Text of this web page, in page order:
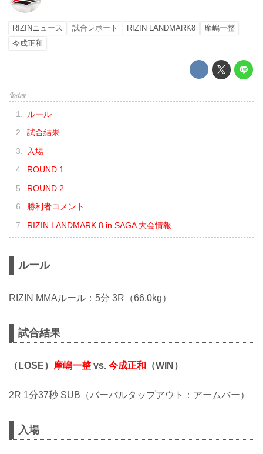
RIZINニュース 試合レポート RIZIN LANDMARK8
摩嶋一整
今成正和
ルール
試合結果
入場
ROUND 1
ROUND 2
勝利者コメント
RIZIN LANDMARK 8 in SAGA 大会情報
ルール
RIZIN MMAルール：5分 3R（66.0kg）
試合結果
（LOSE） 摩嶋一整 vs. 今成正和 （WIN）
2R 1分37秒 SUB（バーバルタップアウト：アームバー）
入場